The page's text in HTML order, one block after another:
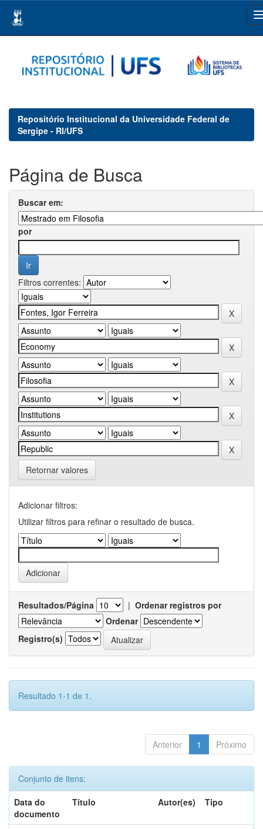
navigation
Repositório Institucional da Universidade Federal de
Sergipe - RI/UFS
Página de Busca
Buscar em:
por
Filtros correntes:
Retornar valores
Adicionar filtros:
Utilizar filtros para refinar o resultado de busca.
Resultados/Página | Ordenar registros por
Ordenar
Registro(s)
Resultado 1-1 de 1.
Anterior 1 Próximo
Conjunto de itens:
Data do
documento
Título Autor(es) Tipo